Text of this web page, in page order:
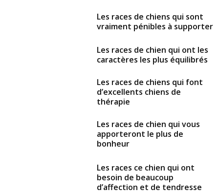
Les races de chiens qui sont
vraiment pénibles à supporter
Les races de chien qui ont les
caractères les plus équilibrés
Les races de chiens qui font
d’excellents chiens de
thérapie
Les races de chien qui vous
apporteront le plus de
bonheur
Les races ce chien qui ont
besoin de beaucoup
d’affection et de tendresse